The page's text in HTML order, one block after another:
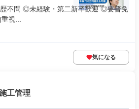
不問 ◎未経験・第二新卒歓迎 ◎要普免
視...
気になる
工管理